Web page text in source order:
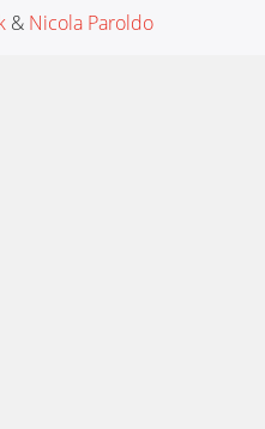
& Nicola Paroldo